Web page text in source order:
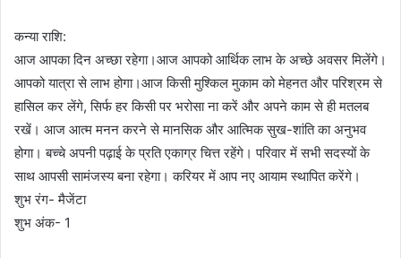
कन्या राशि:
आज आपका दिन अच्छा रहेगा।आज आपको आर्थिक लाभ के अच्छे अवसर मिलेंगे।
आपको यात्रा से लाभ होगा।आज किसी मुश्किल मुकाम को मेहनत और परिश्रम से
हासिल कर लेंगे, सिर्फ हर किसी पर भरोसा ना करें और अपने काम से ही मतलब
रखें। आज आत्म मनन करने से मानसिक और आत्मिक सुख-शांति का अनुभव
होगा। बच्चे अपनी पढ़ाई के प्रति एकाग्र चित्त रहेंगे। परिवार में सभी सदस्यों के
साथ आपसी सामंजस्य बना रहेगा। करियर में आप नए आयाम स्थापित करेंगे।
शुभ रंग- मैजेंटा
शुभ अंक- 1